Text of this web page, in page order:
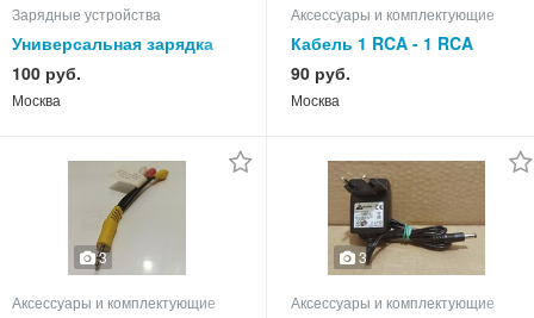
Зарядные устройства
Универсальная зарядка
TRAVEL CHARGER.
100 руб.
Москва
Аксессуары и комплектующие
Кабель 1 RCA - 1 RCA
видео, коаксиальный, 75
Ом
90 руб.
Москва
3
Аксессуары и комплектующие
3
Аксессуары и комплектующие